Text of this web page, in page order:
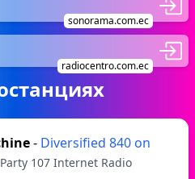
sonorama.com.ec
radiocentro.com.ec
- Diversified 840 on
107 Internet Radio